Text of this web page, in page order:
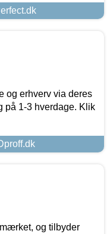
og erhverv via deres
på 1-3 hverdage. Klik
og tilbyder